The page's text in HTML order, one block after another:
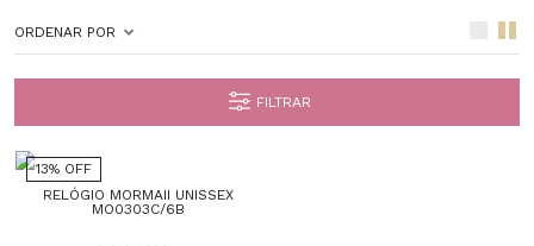
ORDENAR POR
FILTRAR
13% OFF
RELÓGIO MORMAII UNISSEX
MO0303C/6B